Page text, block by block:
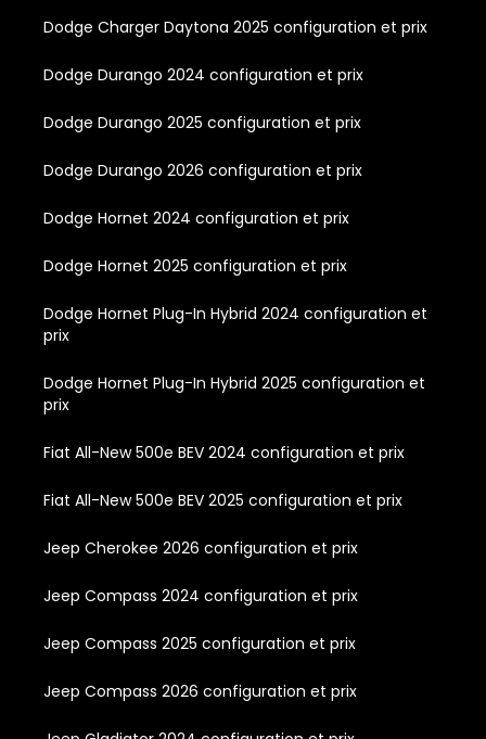
Dodge Charger Daytona 2025 configuration et prix
Dodge Durango 2024 configuration et prix
Dodge Durango 2025 configuration et prix
Dodge Durango 2026 configuration et prix
Dodge Hornet 2024 configuration et prix
Dodge Hornet 2025 configuration et prix
Dodge Hornet Plug-In Hybrid 2024 configuration et
prix
Dodge Hornet Plug-In Hybrid 2025 configuration et
prix
Fiat All-New 500e BEV 2024 configuration et prix
Fiat All-New 500e BEV 2025 configuration et prix
Jeep Cherokee 2026 configuration et prix
Jeep Compass 2024 configuration et prix
Jeep Compass 2025 configuration et prix
Jeep Compass 2026 configuration et prix